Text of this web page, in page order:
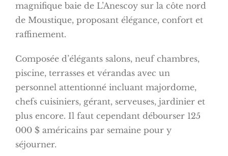
magnifique baie de L’Anescoy sur la côte nord
de Moustique, proposant élégance, confort et
raffinement.
Composée d’élégants salons, neuf chambres,
piscine, terrasses et vérandas avec un
personnel attentionné incluant majordome,
chefs cuisiniers, gérant, serveuses, jardinier et
plus encore. Il faut cependant débourser 125
000 $ américains par semaine pour y
séjourner.